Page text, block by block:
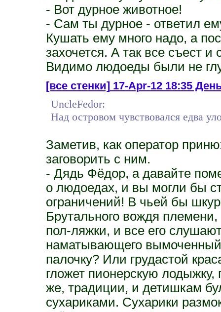
- Вот дурное животное!
- Сам ты дурное - ответил
Кушать ему много надо, а
захочется. А так все съест и
Видимо людоеды были не
[все стенки]17-Apr-12 18:35
UncleFedor:
Над островом чувствовался едва
Заметив, как оператор
заговорить с ним.
- Дядь Фёдор, а давайте
о людоедах, и вы могли бы
ограничений! В чьей бы
Брутального вождя
пол-ляжки, и все его
наматывающего вымоченный
палочку? Или грудастой
гложет пионерскую лодыжку,
же, традиции, и детишкам
сухариками. Сухарики